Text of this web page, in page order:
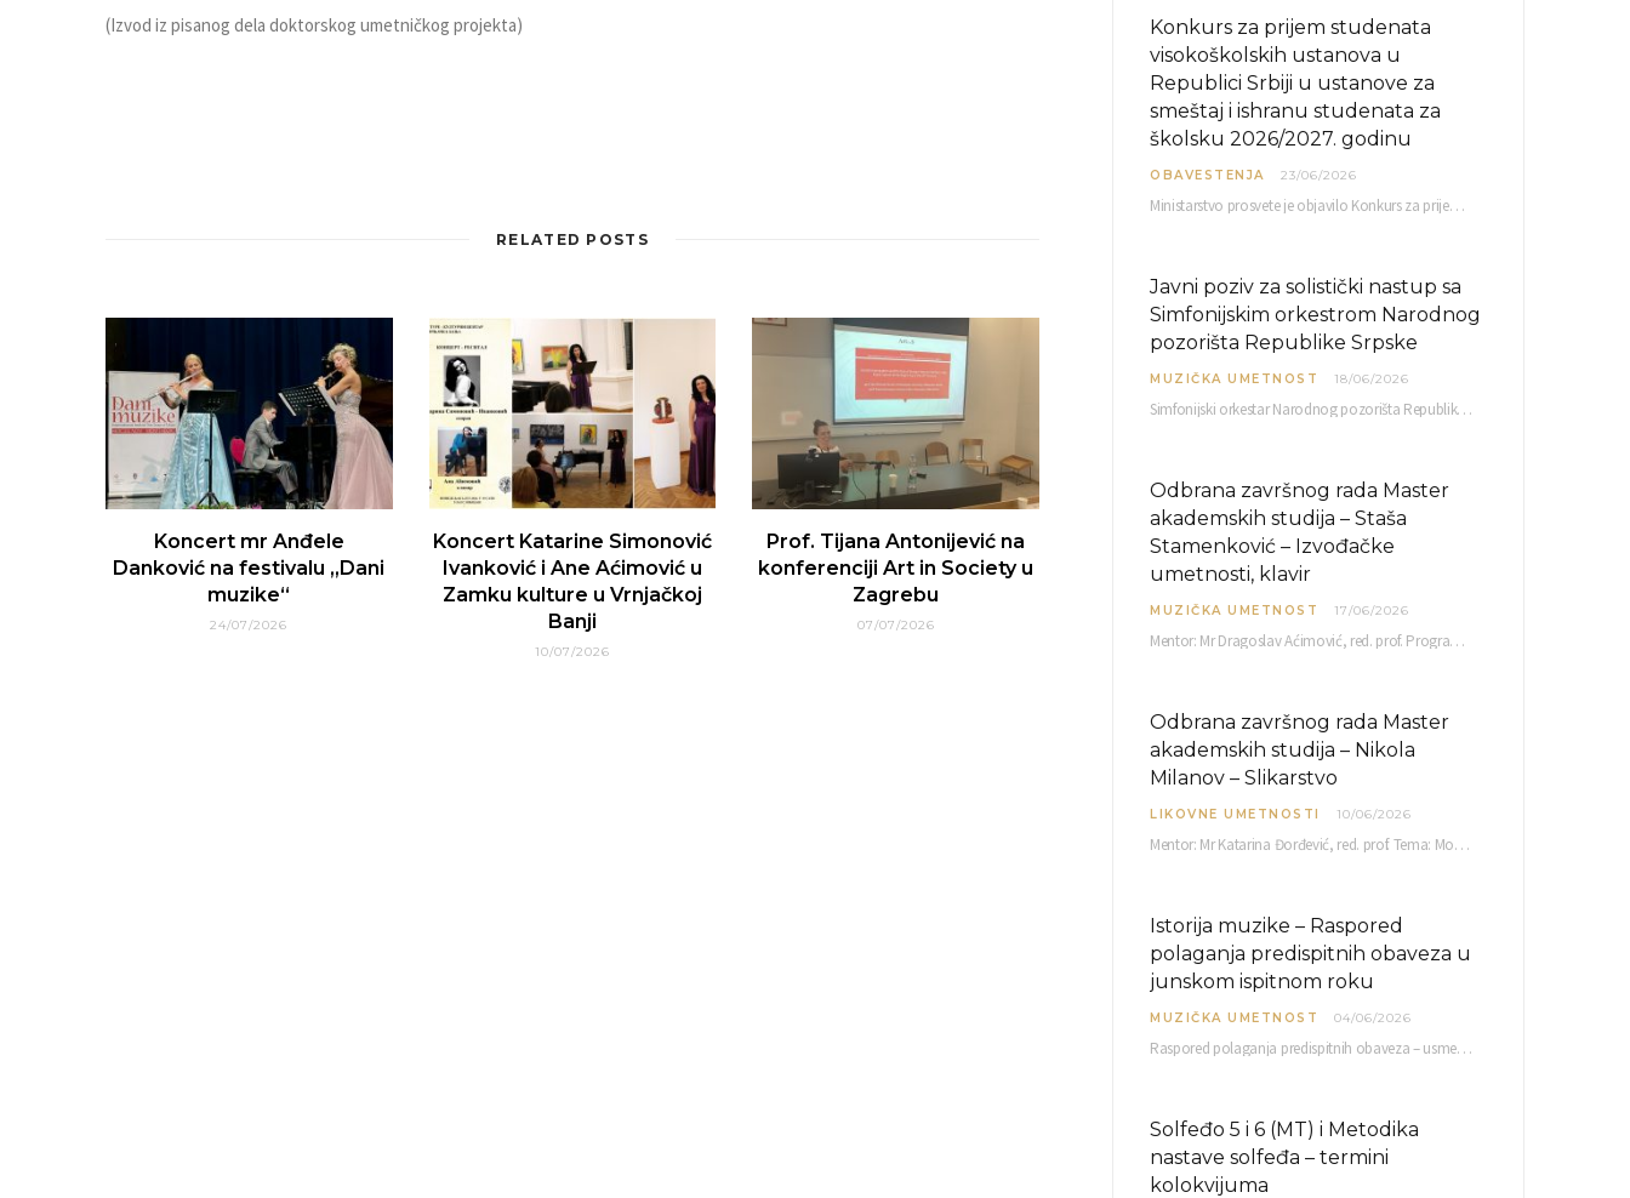
(Izvod iz pisanog dela doktorskog umetničkog projekta)
RELATED POSTS
Koncert mr Anđele
Danković na festivalu „Dani
muzike“
24/07/2026
Koncert Katarine Simonović
Ivanković i Ane Aćimović u
Zamku kulture u Vrnjačkoj
Banji
10/07/2026
Prof. Tijana Antonijević na
konferenciji Art in Society u
Zagrebu
07/07/2026
Konkurs za prijem studenata
visokoškolskih ustanova u
Republici Srbiji u ustanove za
smeštaj i ishranu studenata za
školsku 2026/2027. godinu
OBAVESTENJA 23/06/2026
Ministarstvo prosvete je objavilo Konkurs za prijem studenata visokoškolskih ustanova u Republici Srbiji u ustanove…
Javni poziv za solistički nastup sa
Simfonijskim orkestrom Narodnog
pozorišta Republike Srpske
MUZIČKA UMETNOST 18/06/2026
Simfonijski orkestar Narodnog pozorišta Republike Srpske raspisuje javni poziv za učešće u projektu „CRESCENDO: Nova…
Odbrana završnog rada Master
akademskih studija – Staša
Stamenković – Izvođačke
umetnosti, klavir
MUZIČKA UMETNOST 17/06/2026
Mentor: Mr Dragoslav Aćimović, red. prof. Program: L. Van Betoven: Sonata op. 31 br. 2 u…
Odbrana završnog rada Master
akademskih studija – Nikola
Milanov – Slikarstvo
LIKOVNE UMETNOSTI 10/06/2026
Mentor: Mr Katarina Đorđević, red. prof. Tema: Monolog emocija Sreda, 17. 06. 2026. u 15:30 sati Sala br. 12 Fakulteta umetnosti u Nišu, Kneginje…
Istorija muzike – Raspored
polaganja predispitnih obaveza u
junskom ispitnom roku
MUZIČKA UMETNOST 04/06/2026
Raspored polaganja predispitnih obaveza – usmenog kolokvijuma i testa iz slušanja muzike – objavljen je…
Solfeđo 5 i 6 (MT) i Metodika
nastave solfeđa – termini
kolokvijuma